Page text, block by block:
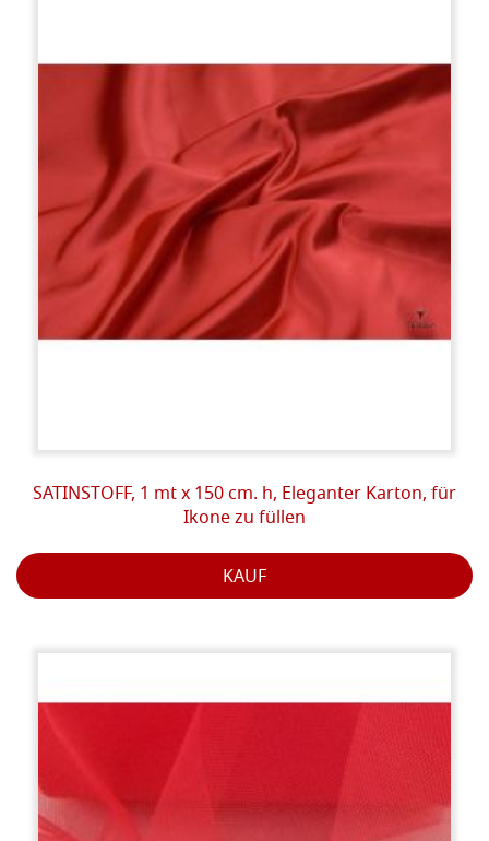
SATINSTOFF, 1 mt x 150 cm. h, Eleganter Karton, für
Ikone zu füllen
KAUF